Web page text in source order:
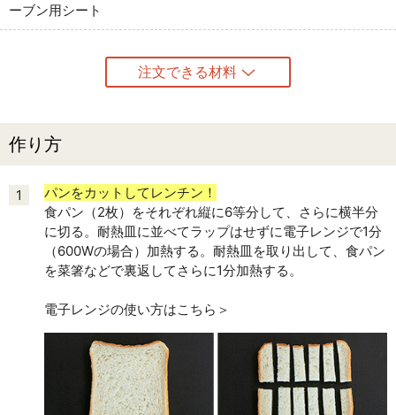
ーブン用シート
注文できる材料
作り方
1
パンをカットしてレンチン！
食パン（2枚）をそれぞれ縦に6等分して、さらに横半分
に切る。耐熱皿に並べてラップはせずに電子レンジで1分
（600Wの場合）加熱する。耐熱皿を取り出して、食パン
を菜箸などで裏返してさらに1分加熱する。
電子レンジの使い方はこちら＞